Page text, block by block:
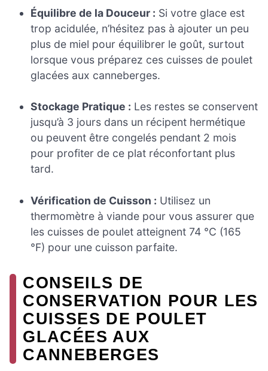
Équilibre de la Douceur : Si votre glace est
trop acidulée, n’hésitez pas à ajouter un peu
plus de miel pour équilibrer le goût, surtout
lorsque vous préparez ces cuisses de poulet
glacées aux canneberges.
Stockage Pratique : Les restes se conservent
jusqu’à 3 jours dans un récipent hermétique
ou peuvent être congelés pendant 2 mois
pour profiter de ce plat réconfortant plus
tard.
Vérification de Cuisson : Utilisez un
thermomètre à viande pour vous assurer que
les cuisses de poulet atteignent 74 °C (165
°F) pour une cuisson parfaite.
CONSEILS DE
CONSERVATION POUR LES
CUISSES DE POULET
GLACÉES AUX
CANNEBERGES